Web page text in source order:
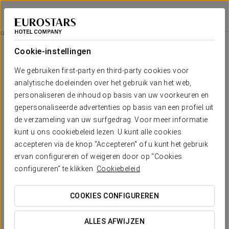
Cookie-instellingen
We gebruiken first-party en third-party cookies voor
analytische doeleinden over het gebruik van het web,
personaliseren de inhoud op basis van uw voorkeuren en
gepersonaliseerde advertenties op basis van een profiel uit
de verzameling van uw surfgedrag. Voor meer informatie
kunt u ons cookiebeleid lezen. U kunt alle cookies
accepteren via de knop "Accepteren" of u kunt het gebruik
ervan configureren of weigeren door op "Cookies
configureren" te klikken. Cookiebeleid
COOKIES CONFIGUREREN
ALLES AFWIJZEN
Eurostars Louxo Talaso
PONTEVEDRA - O GROVE
Talaso